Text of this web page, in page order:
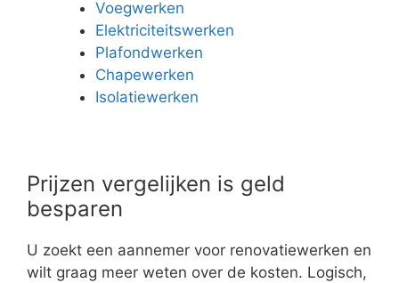
Voegwerken
Elektriciteitswerken
Plafondwerken
Chapewerken
Isolatiewerken
Prijzen vergelijken is geld
besparen
U zoekt een aannemer voor renovatiewerken en
wilt graag meer weten over de kosten. Logisch,